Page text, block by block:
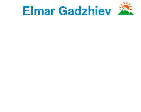
Elmar Gadzhiev